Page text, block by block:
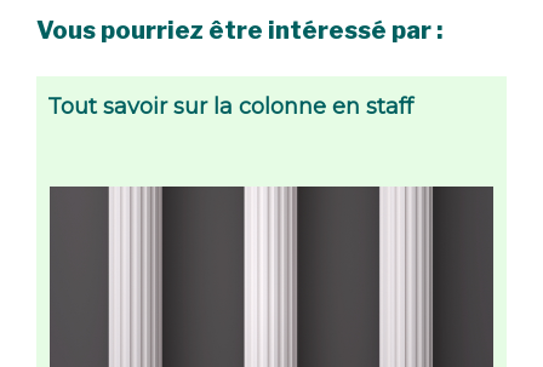
Vous pourriez être intéressé par :
Tout savoir sur la colonne en staff